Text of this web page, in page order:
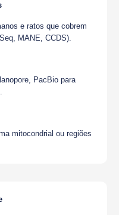
e ratos que cobrem
MANE, CCDS).
PacBio para
mitocondrial ou regiões